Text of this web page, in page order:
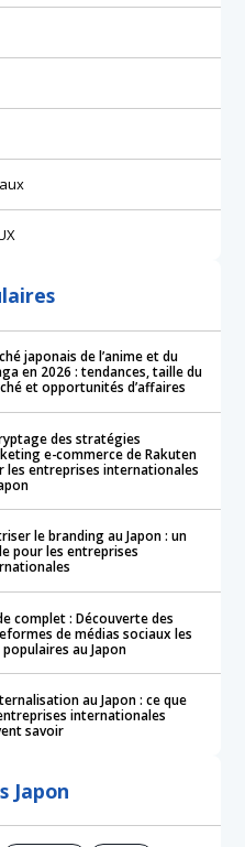
japonais de l’anime et du
en 2026 : tendances, taille du
et opportunités d’affaires
des stratégies
e-commerce de Rakuten
les entreprises internationales
le branding au Japon : un
pour les entreprises
complet : Découverte des
de médias sociaux les
populaires au Japon
au Japon : ce que
internationales
savoir
Japon